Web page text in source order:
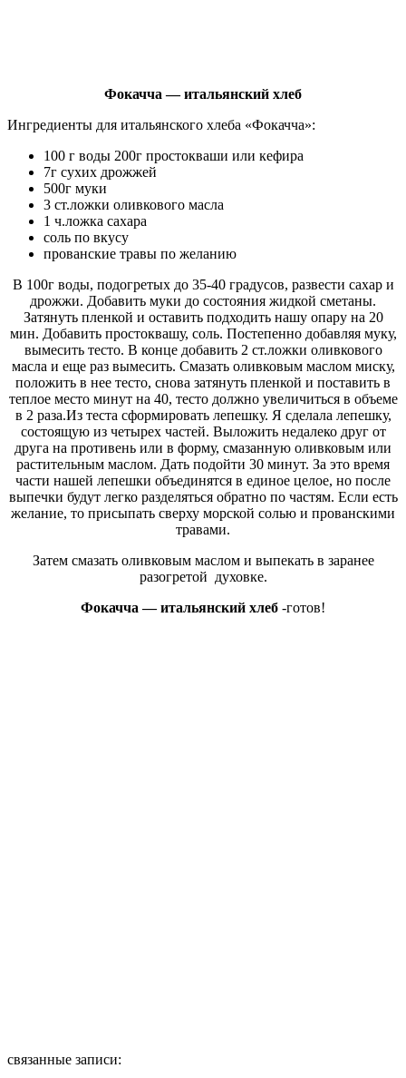
Фокачча — итальянский хлеб
Ингредиенты для итальянского хлеба «Фокачча»:
100 г воды 200г простокваши или кефира
7г сухих дрожжей
500г муки
3 ст.ложки оливкового масла
1 ч.ложка сахара
соль по вкусу
прованские травы по желанию
В 100г воды, подогретых до 35-40 градусов, развести сахар и
дрожжи. Добавить муки до состояния жидкой сметаны.
Затянуть пленкой и оставить подходить нашу опару на 20
мин. Добавить простоквашу, соль. Постепенно добавляя муку,
вымесить тесто. В конце добавить 2 ст.ложки оливкового
масла и еще раз вымесить. Смазать оливковым маслом миску,
положить в нее тесто, снова затянуть пленкой и поставить в
теплое место минут на 40, тесто должно увеличиться в объеме
в 2 раза.Из теста сформировать лепешку. Я сделала лепешку,
состоящую из четырех частей. Выложить недалеко друг от
друга на противень или в форму, смазанную оливковым или
растительным маслом. Дать подойти 30 минут. За это время
части нашей лепешки объединятся в единое целое, но после
выпечки будут легко разделяться обратно по частям. Если есть
желание, то присыпать сверху морской солью и прованскими
травами.
Затем смазать оливковым маслом и выпекать в заранее
разогретой духовке.
Фокачча — итальянский хлеб -готов!
связанные записи: